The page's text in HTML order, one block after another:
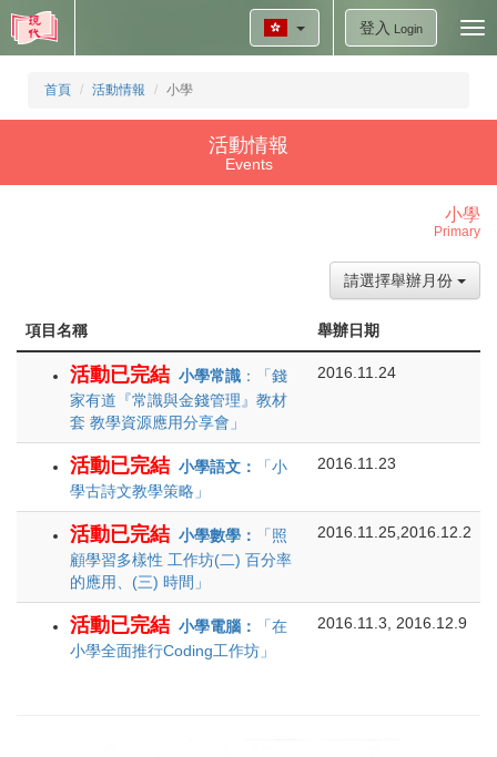
登入 Login
首頁 活動情報 小學
活動情報
Events
小學
Primary
請選擇舉辦月份
項目名稱 舉辦日期
活動已完結 小學常識 ：「錢
家有道『常識與金錢管理』教材
套 教學資源應用分享會」
2016.11.24
活動已完結 小學語文：
「小
學古詩文教學策略」
2016.11.23
活動已完結 小學數學：
「照
顧學習多樣性 工作坊(二) 百分率
的應用、(三) 時間」
2016.11.25,2016.12.2
活動已完結 小學電腦：
「在
小學全面推行Coding工作坊」
2016.11.3, 2016.12.9